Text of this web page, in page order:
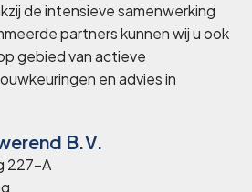
de intensieve samenwerking
partners kunnen wij u ook
gebied van actieve
en advies in
B.V.
227-A